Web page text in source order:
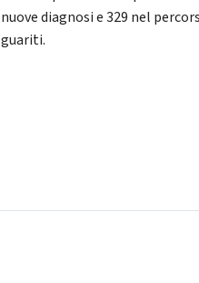
nuove diagnosi e 329 nel
guariti.